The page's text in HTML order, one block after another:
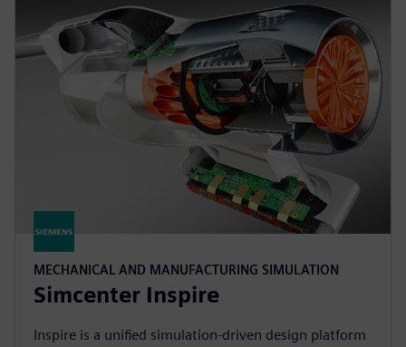
MECHANICAL AND MANUFACTURING SIMULATION
Simcenter Inspire
Inspire is a unified simulation-driven design platform